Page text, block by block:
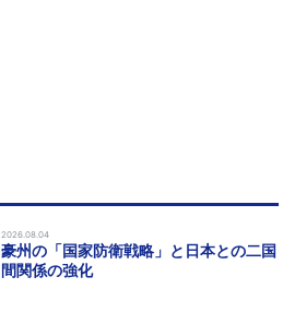
2026.08.04
豪州の「国家防衛戦略」と日本との二国
間関係の強化